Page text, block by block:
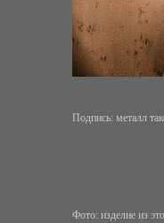
Подпись: металл
Фото: изделие из